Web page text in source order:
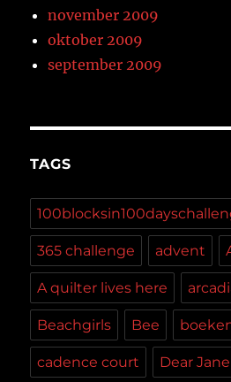
november 2009
oktober 2009
september 2009
TAGS
365 challenge advent
A quilter lives here
Beachgirls Bee
cadence court Dear Jane